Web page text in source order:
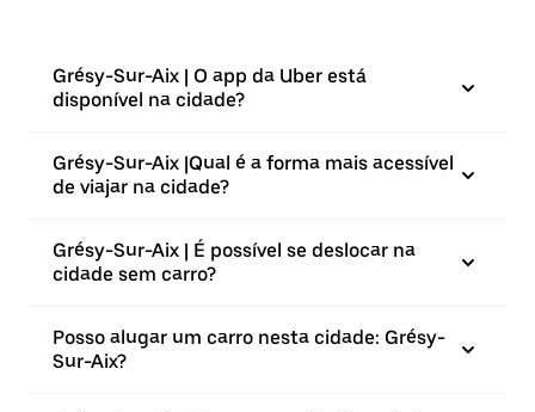
Grésy-Sur-Aix | O app da Uber está
disponível na cidade?
Grésy-Sur-Aix |⁠Qual é a forma mais acessível
de viajar na cidade?
Grésy-Sur-Aix | É possível se deslocar na
cidade sem carro?
Posso alugar um carro nesta cidade: Grésy-
Sur-Aix?